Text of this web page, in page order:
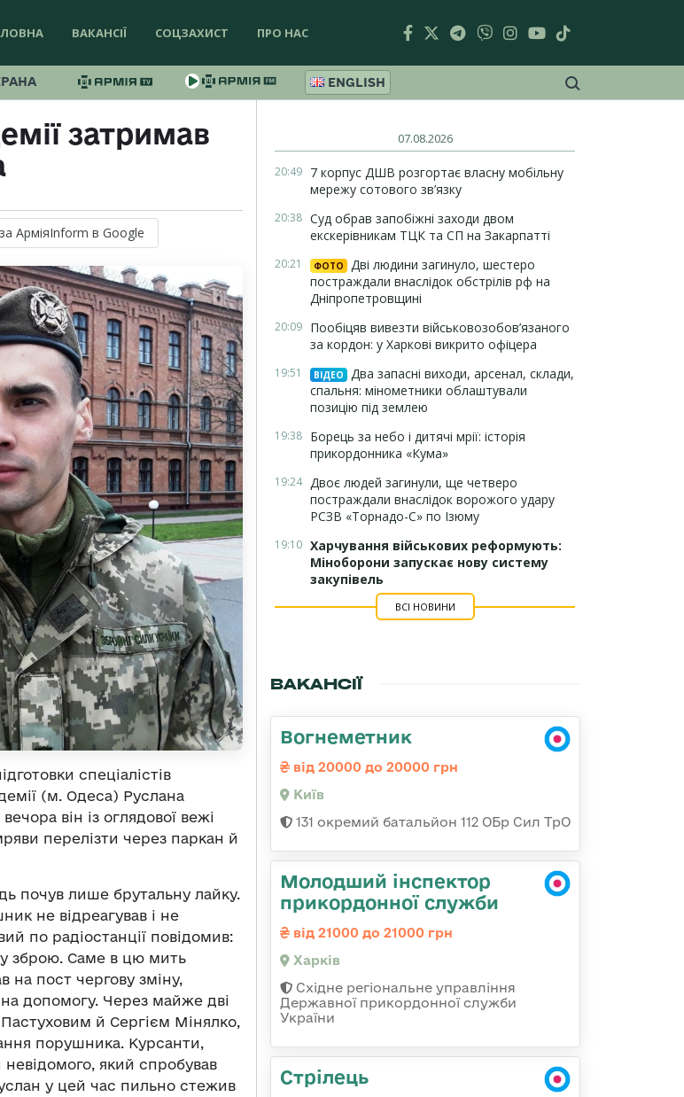
ВАКАНСІЇ СОЦЗАХИСТ ПРО НАС
ENGLISH
затримав
АрміяInform в Google
спеціалістів
(м. Одеса) Руслана
він із оглядової вежі
перелізти через паркан й
почув лише брутальну лайку.
не відреагував і не
по радіостанції повідомив:
зброю. Саме в цю мить
на пост чергову зміну,
допомогу. Через майже дві
й Сергієм Мінялко,
порушника. Курсанти,
який спробував
у цей час пильно стежив
07.08.2026
20:49 7 корпус ДШВ розгортає власну мобільну
мережу сотового зв’язку
20:38 Суд обрав запобіжні заходи двом
екскерівникам ТЦК та СП на Закарпатті
20:21 ФОТО
Дві людини загинуло, шестеро
постраждали внаслідок обстрілів рф на
Дніпропетровщині
20:09 Пообіцяв вивезти військовозобов’язаного
за кордон: у Харкові викрито офіцера
19:51 ВІДЕО
Два запасні виходи, арсенал, склади,
спальня: мінометники облаштували
позицію під землею
19:38 Борець за небо і дитячі мрії: історія
прикордонника «Кума»
19:24 Двоє людей загинули, ще четверо
постраждали внаслідок ворожого удару
РСЗВ «Торнадо-С» по Ізюму
19:10 Харчування військових реформують:
Міноборони запускає нову систему
закупівель
ВСІ НОВИНИ
ВАКАНСІЇ
Вогнеметник
від 20000 до 20000 грн
Київ
131 окремий батальйон 112 ОБр Сил ТрО
Молодший інспектор
прикордонної служби
від 21000 до 21000 грн
Харків
Східне регіональне управління
Державної прикордонної служби
України
Стрілець